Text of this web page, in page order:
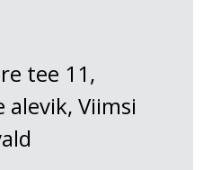
tee 11,
alevik, Viimsi